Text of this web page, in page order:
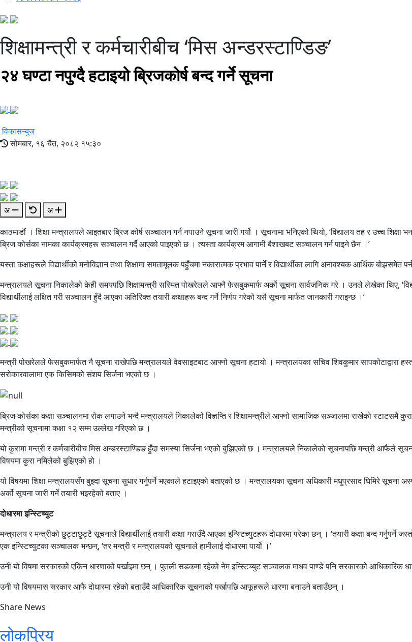
शिक्षामन्त्री र कर्मचारीबीच ‘मिस अन्डरस्टाण्डिङ’
२४ घण्टा नपुग्दै हटाइयो ब्रिजकोर्ष बन्द गर्ने सूचना
विकासन्युज
सोमबार, १६ चैत, २०८२ १५:३०
अ
अ
काठमाडौं । शिक्षा मन्त्रालयले आइतबार ब्रिज कोर्ष सञ्चालन गर्न नपाउने सूचना जारी गर्यो । सूचनामा भनिएको थियो, ‘विद्यालय तह र उच्च शिक्षा
ब्रिज कोर्सका नामका कार्यक्रमहरू सञ्चालन गर्दै आएको पाइएको छ । त्यस्ता कार्यक्रम आगामी बैशाखबट सञ्चालन गर्न पाइने छैन ।’
यस्ता कक्षाहरूले विद्यार्थीको मनोविज्ञान तथा शिक्षामा समतामूलक पहुँचमा नकारात्मक प्रभाव पार्ने र विद्यार्थीका लागि अनावश्यक आर्थिक बोझसमेत
मन्त्रालयले सूचना निकालेको केही समयपछि शिक्षामन्त्री सस्मित पोखरेलले आफ्नै फेसबुकमार्फ अर्को सूचना सार्वजनिक गरे । उनले लेखेका थिए,
विद्यार्थीलाई लक्षित गरी सञ्चालन हुँदै आएका अतिरिक्त तयारी कक्षाहरू बन्द गर्ने निर्णय गरेको यसै सूचना मार्फत जानकारी गराइन्छ ।’
मन्त्री पोखरेलले फेसबुकमार्फत नै सूचना राखेपछि मन्त्रालयले वेवसाइटबाट आफ्नो सूचना हटायो । मन्त्रालयका सचिव शिवकुमार सापकोटाद्वारा
सरोकारवालामा एक किसिमको संशय सिर्जना भएको छ ।
ब्रिज कोर्सका कक्षा सञ्चालनमा रोक लगाउने भन्दै मन्त्रालयले निकालेको विज्ञप्ति र शिक्षामन्त्रीले आफ्नो सामाजिक सञ्जालमा राखेको स्टाटसमै
मन्त्रीको सूचनामा कक्षा १२ सम्म उल्लेख गरिएको छ ।
यो कुरामा मन्त्री र कर्मचारीबीच मिस अन्डरस्टाण्डिङ हुँदा समस्या सिर्जना भएको बुझिएको छ । मन्त्रालयले निकालेको सूचनापछि मन्त्री आफैले
विषयमा कुरा नमिलेको बुझिएको हो ।
यो विषयमा शिक्षा मन्त्रालयसँग बुझ्दा सूचना सुधार गर्नुपर्ने भएकाले हटाइएको बताएको छ । मन्त्रालयका सूचना अधिकारी मधुप्रसाद घिमिरे
अर्को सूचना जारी गर्ने तयारी भइरहेको बताए ।
दोधारमा इन्स्टिच्युट
मन्त्रालय र मन्त्रीको छुट्टाछुट्टै सूचनाले विद्यार्थीलाई तयारी कक्षा गराउँदै आएका इन्स्टिच्युटहरू दोधारमा परेका छन् । ‘तयारी कक्षा बन्द गर्नुपर्ने
एक इन्स्टिच्युटका सञ्चालक भन्छन्, ‘तर मन्त्री र मन्त्रालयको सूचनाले हामीलाई दोधारमा पार्यो ।’
उनी यो विषमा सरकारको एकिन धारणाको पर्खाइमा छन् । पुतली सडकमा रहेको नेम इन्स्टिच्युट सञ्चालक माधव पाण्डे पनि सरकारको आधिकारिक
उनी यो विषयमास सरकार आफै दोधारमा रहेको बताउँदै आधिकारिक सूचनाको पर्खापछि आफूहरूले धारणा बनाउने बताउँछन् ।
Share News
लोकप्रिय